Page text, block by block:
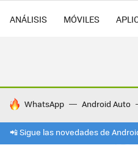
ANÁLISIS MÓVILES
HOY SE HABLA DE
WhatsApp Android Auto
📲 Sigue las novedades de